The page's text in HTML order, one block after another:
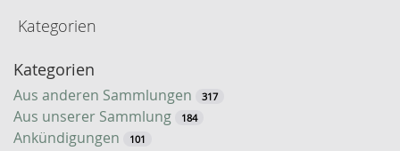
S
u
c
h
Kategorien
Kategorien
Aus anderen Sammlungen 317
Aus unserer Sammlung 184
Ankündigungen 101